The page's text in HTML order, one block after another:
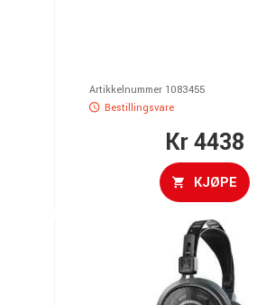
Artikkelnummer 1083455
Bestillingsvare
Kr 4438
KJØPE